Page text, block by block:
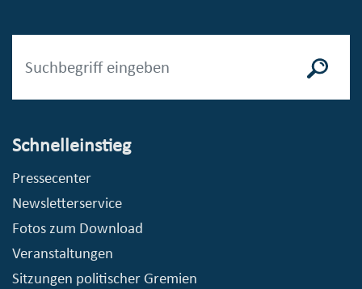
Schnelleinstieg
Pressecenter
Newsletterservice
Fotos zum Download
Veranstaltungen
Sitzungen politischer Gremien